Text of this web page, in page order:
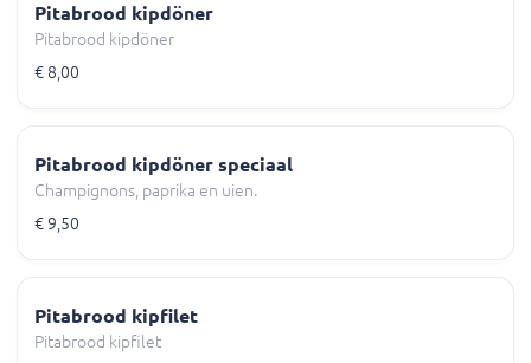
Pitabrood kipdöner
Pitabrood kipdöner
€ 8,00
Pitabrood kipdöner speciaal
Champignons, paprika en uien.
€ 9,50
Pitabrood kipfilet
Pitabrood kipfilet